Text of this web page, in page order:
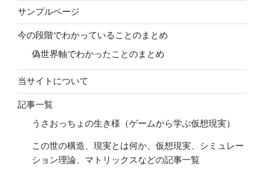
サンプルページ
今の段階でわかっていることのまとめ
偽世界軸でわかったことのまとめ
当サイトについて
記事一覧
うさおっちょの生き様（ゲームから学ぶ仮想現実）
この世の構造、現実とは何か、仮想現実、シミュレー
ション理論、マトリックスなどの記事一覧